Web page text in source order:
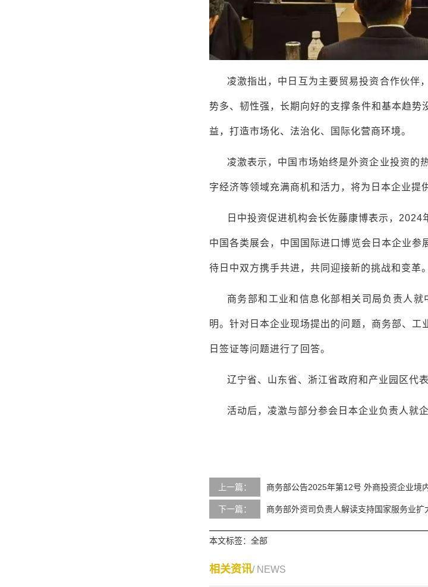
凌激指出，中日互为主要贸易投资合作伙伴
势多、韧性强，长期向好的支撑条件和基本趋
益，打造市场化、法治化、国际化营商环境。
凌激表示，中国市场始终是外资企业投资的
字经济等领域充满商机和活力，将为日本企业提
日中投资促进机构会长佐藤康博表示，
中国各类展会，中国国际进口博览会日本企业
待日中双方携手共进，共同迎接新的挑战和变革。
商务部和工业和信息化部相关司局负责人
明。针对日本企业现场提出的问题，商务部、
日签证等问题进行了回答。
辽宁省、山东省、浙江省政府和产业园区代
活动后，凌激与部分参会日本企业负责人就
上一篇： 商务部公告2025年第12号 外商投资企业境
下一篇： 商务部外资司负责人解读支持国家服务业扩
本文标签： 全部
相关资讯/ NEWS